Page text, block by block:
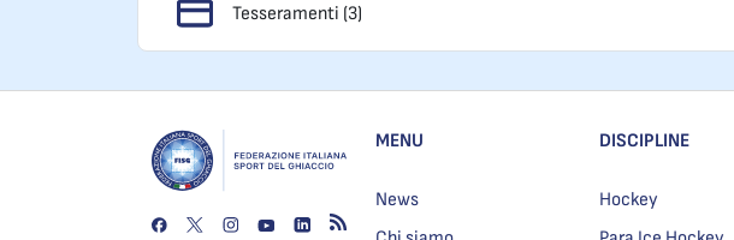
Tesseramenti (3)
MENU
News
DISCIPLINE
Hockey